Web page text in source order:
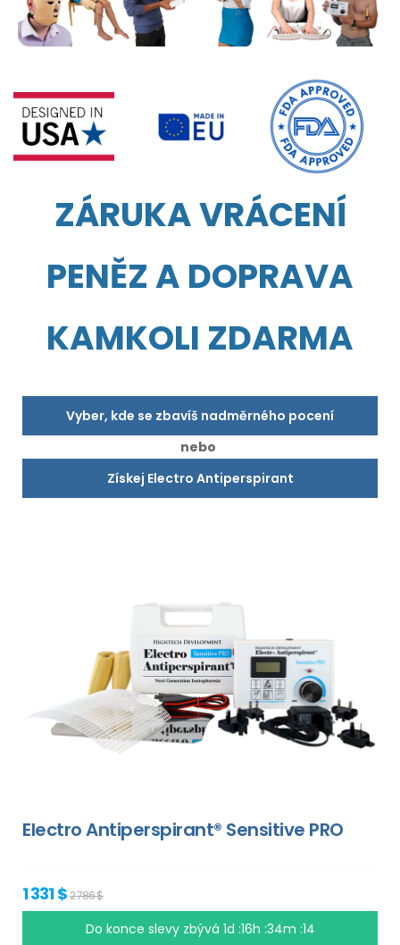
ZÁRUKA VRÁCENÍ
PENĚZ A DOPRAVA
KAMKOLI ZDARMA
Vyber, kde se zbavíš nadměrného pocení
nebo
Získej Electro Antiperspirant
Electro Antiperspirant® Sensitive PRO
1 331 $2 786 $
Do konce slevy zbývá1d :16h :34m :13